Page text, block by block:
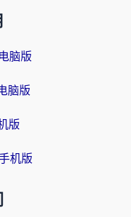
脑版
脑版
版
机版